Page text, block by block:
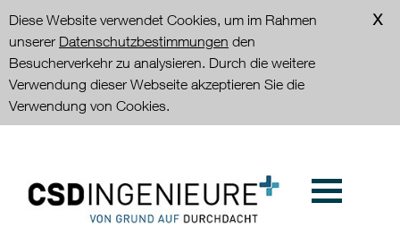
Diese Website verwendet Cookies, um im Rahmen
unserer Datenschutzbestimmungen den
Besucherverkehr zu analysieren. Durch die weitere
Verwendung dieser Webseite akzeptieren Sie die
Verwendung von Cookies.